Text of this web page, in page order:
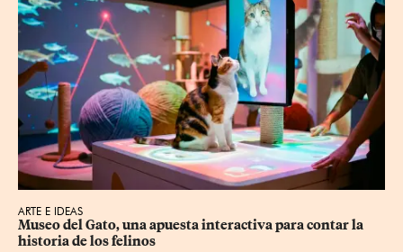
ARTE E IDEAS
Museo del Gato, una apuesta interactiva para contar la
historia de los felinos